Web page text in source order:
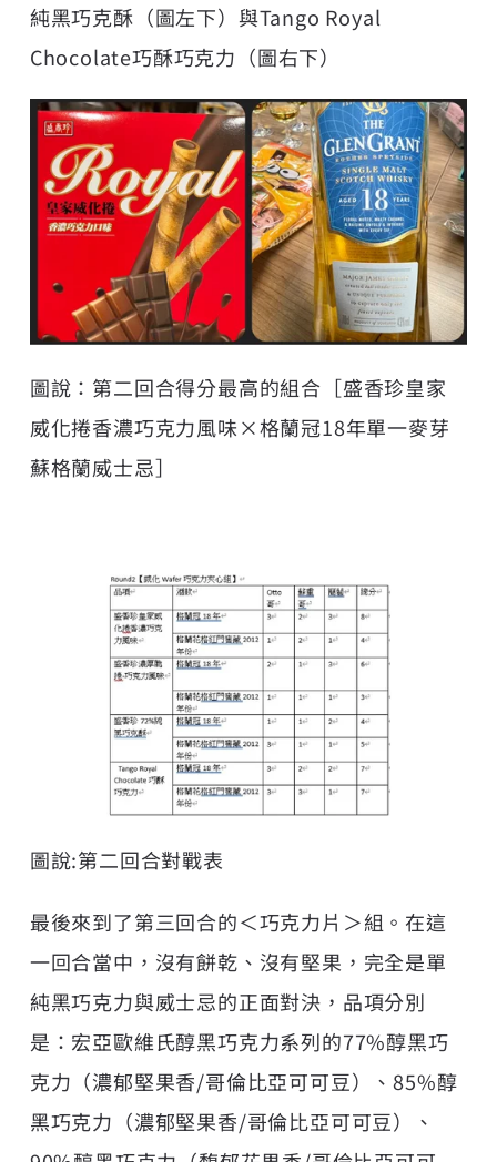
純黑巧克酥（圖左下）與Tango Royal
Chocolate巧酥巧克力（圖右下）
圖說：第二回合得分最高的組合［盛香珍皇家
威化捲香濃巧克力風味×格蘭冠18年單一麥芽
蘇格蘭威士忌］
圖說:第二回合對戰表
最後來到了第三回合的＜巧克力片＞組。在這
一回合當中，沒有餅乾、沒有堅果，完全是單
純黑巧克力與威士忌的正面對決，品項分別
是：宏亞歐維氏醇黑巧克力系列的77%醇黑巧
克力（濃郁堅果香/哥倫比亞可可豆）、85%醇
黑巧克力（濃郁堅果香/哥倫比亞可可豆）、